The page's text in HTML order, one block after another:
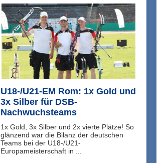
U18-/U21-EM Rom: 1x Gold und
3x Silber für DSB-
Nachwuchsteams
1x Gold, 3x Silber und 2x vierte Plätze! So
glänzend war die Bilanz der deutschen
Teams bei der U18-/U21-
Europameisterschaft in ...